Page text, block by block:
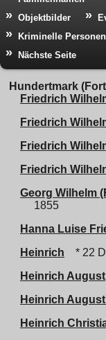
Objektbilder
Kriminelle Personen
Nächste Seite
Hundertmark
Friedrich
Friedrich
Friedrich
Friedrich
Georg Wilhelm
1855
Hanna Luise
Heinrich
* 22
Heinrich August
Heinrich August
Heinrich